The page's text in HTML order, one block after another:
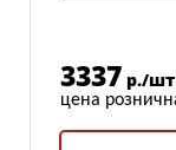
3337 р./шт